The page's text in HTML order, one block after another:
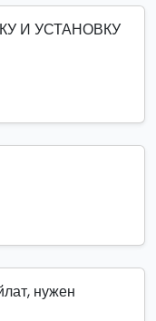
И УСТАНОВКУ
нужен